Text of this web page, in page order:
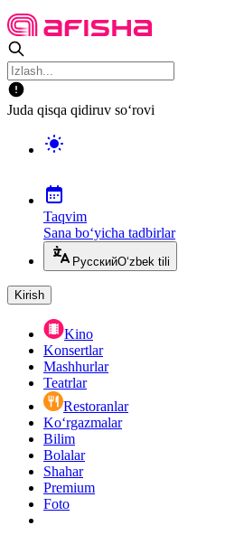
Juda qisqa qidiruv so‘rovi
Taqvim
Sana bo‘yicha tadbirlar
РусскийO‘zbek tili
Kirish
Kino
Konsertlar
Mashhurlar
Teatrlar
Restoranlar
Ko‘rgazmalar
Bilim
Bolalar
Shahar
Premium
Foto